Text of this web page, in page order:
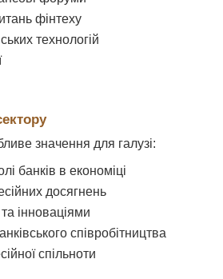
фінтеху
технологій
значення для галузі:
банків в економіці
досягнень
інноваціями
співробітництва
спільноти